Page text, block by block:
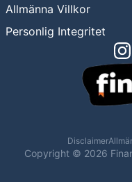
Allmänna Villkor
Personlig Integritet
Copyright © 2026
Disclaimer